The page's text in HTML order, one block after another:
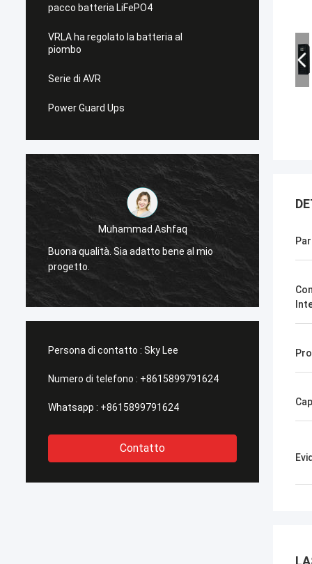
pacco batteria LiFePO4
VRLA ha regolato la batteria al
piombo
Serie di AVR
Power Guard Ups
Muhammad Ashfaq
Buona qualità. Sia adatto bene al mio
progetto.
Persona di contatto : Sky Lee
Numero di telefono : +8615899791624
Whatsapp : +8615899791624
Contatto